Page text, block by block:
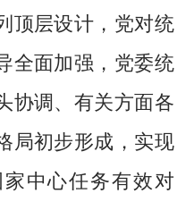
顶层设计，党对统
全面加强，党委统
协调、有关方面各
局初步形成，实现
中心任务有效对